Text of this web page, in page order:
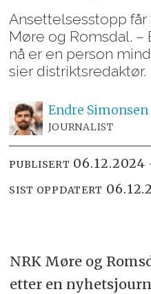
Ansettelsesstopp får
Møre og Romsdal. –
nå er en person
sier distriktsredaktør.
Endre Simonsen
JOURNALIST
PUBLISERT
SIST OPPDATERT
NRK Møre og
etter en